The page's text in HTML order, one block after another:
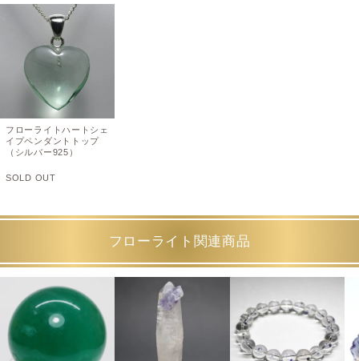
フローライトハートシェ
イプペンダントトップ
（シルバー925）
SOLD OUT
フローライト関連商品